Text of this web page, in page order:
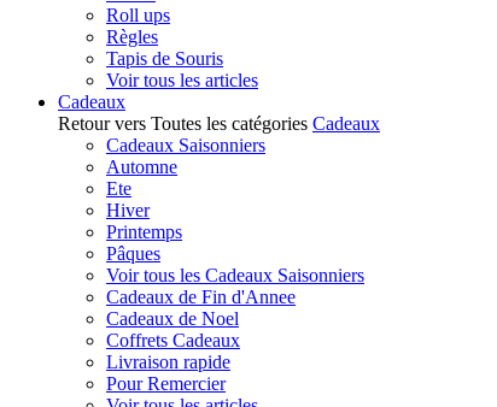
Roll ups
Règles
Tapis de Souris
Voir tous les articles
Cadeaux
Retour vers Toutes les catégories Cadeaux
Cadeaux Saisonniers
Automne
Ete
Hiver
Printemps
Pâques
Voir tous les Cadeaux Saisonniers
Cadeaux de Fin d'Annee
Cadeaux de Noel
Coffrets Cadeaux
Livraison rapide
Pour Remercier